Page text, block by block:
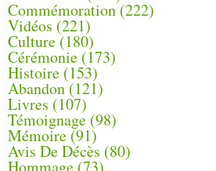
Commémoration(222)
Vidéos (221)
Culture(180)
Cérémonie (173)
Histoire (153)
Abandon(121)
Livres (107)
Témoignage (98)
Mémoire (91)
Avis De Décès (80)
Hommage (73)